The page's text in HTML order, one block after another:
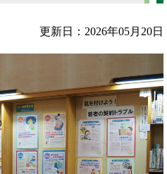
更新日：2026年05月20日